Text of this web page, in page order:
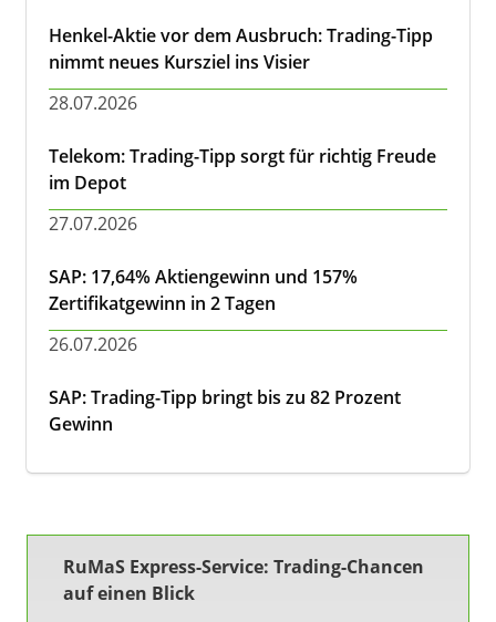
Henkel-Aktie vor dem Ausbruch: Trading-Tipp
nimmt neues Kursziel ins Visier
28.07.2026
Telekom: Trading-Tipp sorgt für richtig Freude
im Depot
27.07.2026
SAP: 17,64% Aktiengewinn und 157%
Zertifikatgewinn in 2 Tagen
26.07.2026
SAP: Trading-Tipp bringt bis zu 82 Prozent
Gewinn
RuMaS Express-Service: Trading-Chancen
auf einen Blick